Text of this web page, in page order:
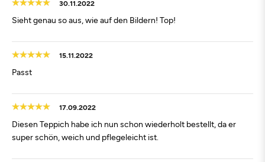
30.11.2022
Sieht genau so aus, wie auf den Bildern! Top!
15.11.2022
Passt
17.09.2022
Diesen Teppich habe ich nun schon wiederholt bestellt, da er
super schön, weich und pflegeleicht ist.